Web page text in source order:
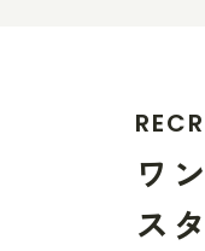
RECR
ワ ン
ス タ